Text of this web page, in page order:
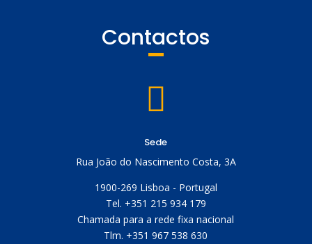
Contactos

Sede
Rua João do Nascimento Costa, 3A
1900-269 Lisboa - Portugal
Tel. +351 215 934 179
Chamada para a rede fixa nacional
Tlm. +351 967 538 630